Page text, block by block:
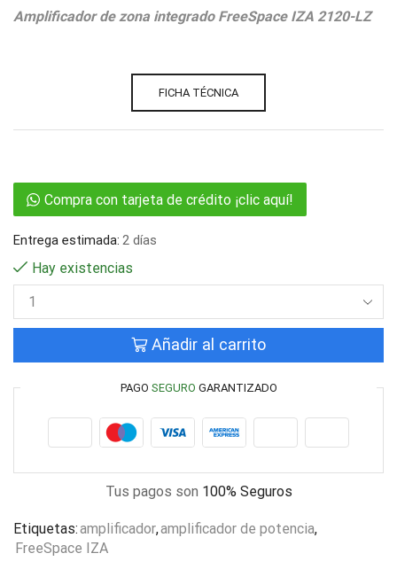
Amplificador de zona integrado FreeSpace IZA 2120-LZ
FICHA TÉCNICA
Compra con tarjeta de crédito ¡clic aquí!
Entrega estimada: 2 días
Hay existencias
Añadir al carrito
PAGO SEGURO GARANTIZADO
Tus pagos son 100% Seguros
Etiquetas:amplificador,amplificador de potencia,
FreeSpace IZA